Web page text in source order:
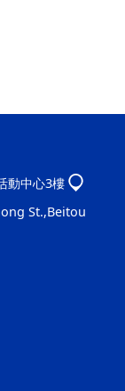
動中心3樓
St.,Beitou